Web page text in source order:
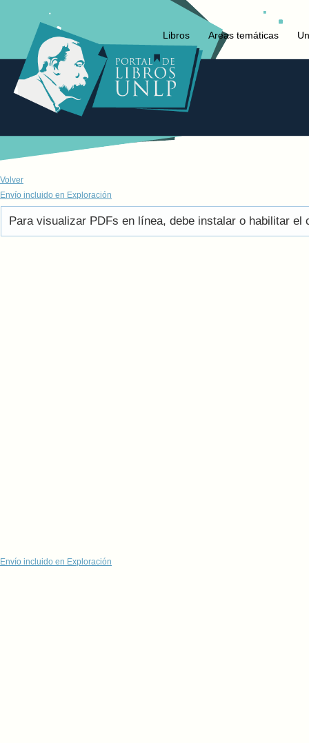
Libros Areas temáticas
Volver
Envío incluido en Exploración
Para visualizar PDFs en línea, debe instalar o habilitar el
Envío incluido en Exploración